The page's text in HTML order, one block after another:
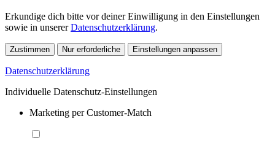
Erkundige dich bitte vor deiner Einwilligung in den Einstellungen
sowie in unsererDatenschutzerklärung.
Zustimmen Nur erforderliche Einstellungen anpassen
Datenschutzerklärung
Individuelle Datenschutz-Einstellungen
Marketing per Customer-Match